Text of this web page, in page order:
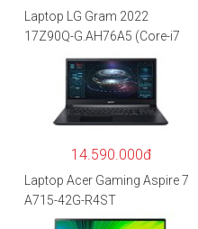
Laptop LG Gram 2022
17Z90Q-G.AH76A5 (Core-i7
1260P/16GB/512GB/17″
WQXGA/Win 11/Xám)
14.590.000đ
Laptop Acer Gaming Aspire 7
A715-42G-R4ST
NH.QAYSV.004 (R5